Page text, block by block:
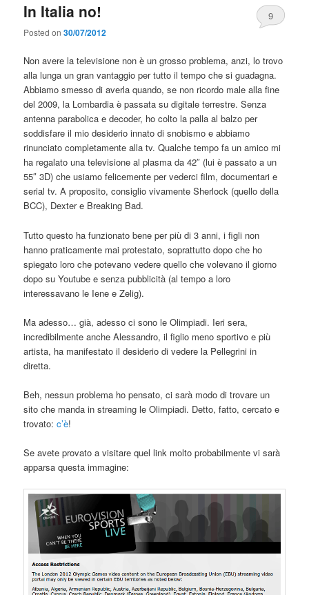
In Italia no!
Posted on30/07/2012
9
Non avere la televisione non è un grosso problema, anzi, lo trovo
alla lunga un gran vantaggio per tutto il tempo che si guadagna.
Abbiamo smesso di averla quando, se non ricordo male alla fine
del 2009, la Lombardia è passata su digitale terrestre. Senza
antenna parabolica e decoder, ho colto la palla al balzo per
soddisfare il mio desiderio innato di snobismo e abbiamo
rinunciato completamente alla tv. Qualche tempo fa un amico mi
ha regalato una televisione al plasma da 42″ (lui è passato a un
55″ 3D) che usiamo felicemente per vederci film, documentari e
serial tv. A proposito, consiglio vivamente Sherlock (quello della
BCC), Dexter e Breaking Bad.
Tutto questo ha funzionato bene per più di 3 anni, i figli non
hanno praticamente mai protestato, soprattutto dopo che ho
spiegato loro che potevano vedere quello che volevano il giorno
dopo su Youtube e senza pubblicità (al tempo a loro
interessavano le Iene e Zelig).
Ma adesso… già, adesso ci sono le Olimpiadi. Ieri sera,
incredibilmente anche Alessandro, il figlio meno sportivo e più
artista, ha manifestato il desiderio di vedere la Pellegrini in
diretta.
Beh, nessun problema ho pensato, ci sarà modo di trovare un
sito che manda in streaming le Olimpiadi. Detto, fatto, cercato e
trovato:c’è!
Se avete provato a visitare quel link molto probabilmente vi sarà
apparsa questa immagine: